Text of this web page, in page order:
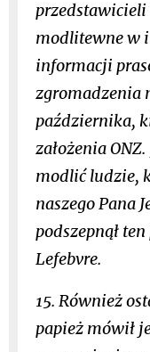
modlitewne w
informacji
zgromadzenia
października,
założenia
modlić ludzie,
naszego Pana
podszepnął
Lefebvre.
15. Również
papież mówił